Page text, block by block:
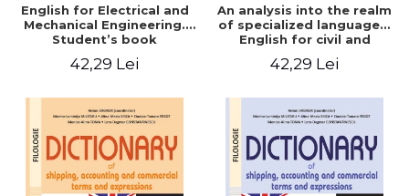
English for Electrical and
Mechanical Engineering.
Student’s book
42,29 Lei
An analysis into the realm
of specialized languages.
English for civil and
42,29 Lei